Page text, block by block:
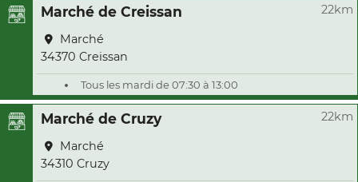
Marché de Creissan 22km
Marché
34370 Creissan
Tous les mardi de 07:30 à 13:00
Marché de Cruzy 22km
Marché
34310 Cruzy